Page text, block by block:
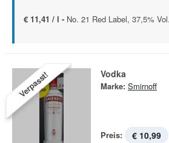
€ 11,41 / l - No. 21 Red Label, 37,5%
Verpasst! Vodka
Marke: Smirnoff
Preis: € 10,99